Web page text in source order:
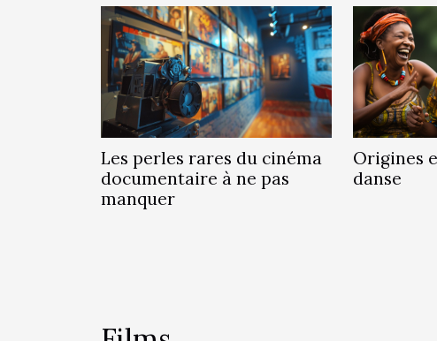
Les perles rares du cinéma
documentaire à ne pas
manquer
Origines
danse